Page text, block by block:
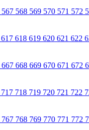
567 568 569 570 571 572
617 618 619 620 621 622
667 668 669 670 671 672
717 718 719 720 721 722
767 768 769 770 771 772